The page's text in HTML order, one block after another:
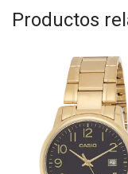
Productos